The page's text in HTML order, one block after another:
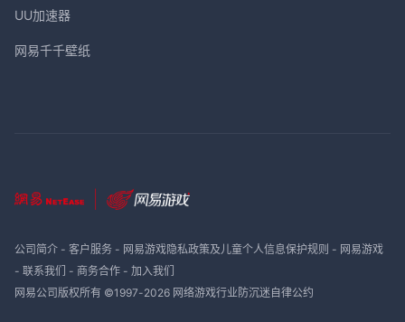
UU加速器
网易千千壁纸
公司简介- 客户服务- 网易游戏隐私政策及儿童个人信息保护规则 - 网易游戏
- 联系我们 - 商务合作- 加入我们
网易公司版权所有 ©1997-2026 网络游戏行业防沉迷自律公约